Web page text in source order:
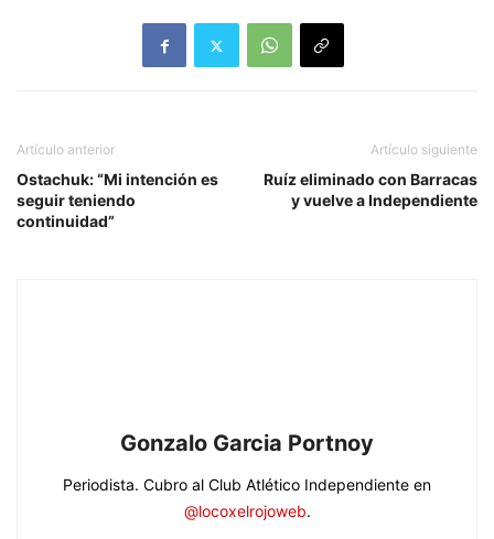
Artículo anterior
Ostachuk: “Mi intención es
seguir teniendo
continuidad”
Artículo siguiente
Ruíz eliminado con Barracas
y vuelve a Independiente
Gonzalo Garcia Portnoy
Periodista. Cubro al Club Atlético Independiente en
@locoxelrojoweb.